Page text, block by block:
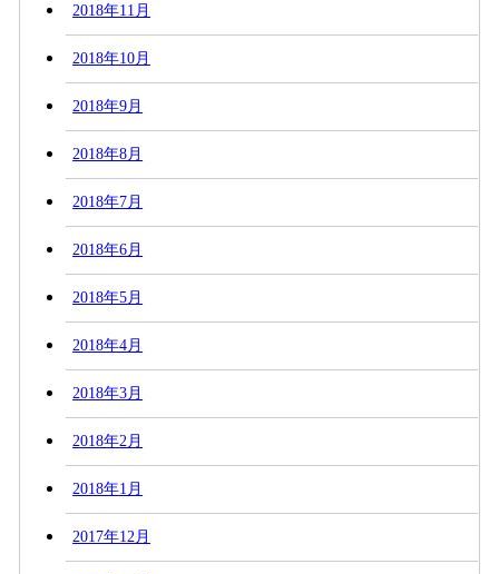
2018年11月
2018年10月
2018年9月
2018年8月
2018年7月
2018年6月
2018年5月
2018年4月
2018年3月
2018年2月
2018年1月
2017年12月